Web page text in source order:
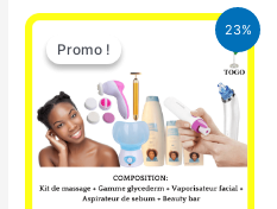
23%
Promo !
Promo !
Le
prix
initial
était :
65.000 CFA.
Le
prix
actuel
est :
49.900 CFA.